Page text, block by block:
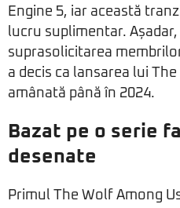
Engine 5, iar această
lucru suplimentar.
suprasolicitarea
a decis ca lansarea lui
amânată până în 2024.
Bazat pe o serie
desenate
Primul The Wolf Among